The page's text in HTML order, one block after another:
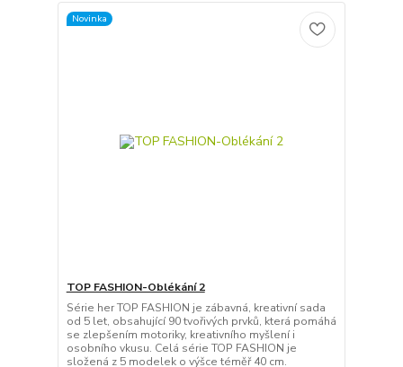
Novinka
TOP FASHION-Oblékání 2
Série her TOP FASHION je zábavná, kreativní sada
od 5 let, obsahující 90 tvořivých prvků, která pomáhá
se zlepšením motoriky, kreativního myšlení i
osobního vkusu. Celá série TOP FASHION je
složená z 5 modelek o výšce téměř 40 cm.